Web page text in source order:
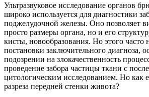
Ультразвуковое исследование органов
широко используется для диагностики
поджелудочной железы. Оно позволяет
просто размеры органа, но и его
кисты, новообразования. Но этого часто
постановки заключительного диагноза,
подозрении на злокачественность
проведение забора частицы ткани с
цитологическим исследованием. Но как
разреза передней стенки живота?